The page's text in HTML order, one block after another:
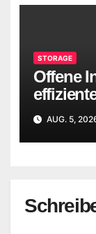
STORAGE
Offene
AUG. 5,